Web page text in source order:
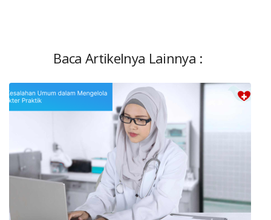
Baca Artikelnya Lainnya :